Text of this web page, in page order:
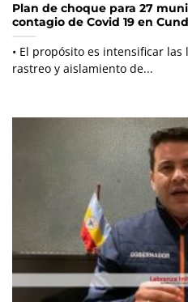
Plan de choque para 27
contagio de Covid 19 en
• El propósito es intensificar
rastreo y aislamiento de...